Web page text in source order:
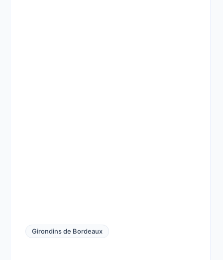
Girondins de Bordeaux